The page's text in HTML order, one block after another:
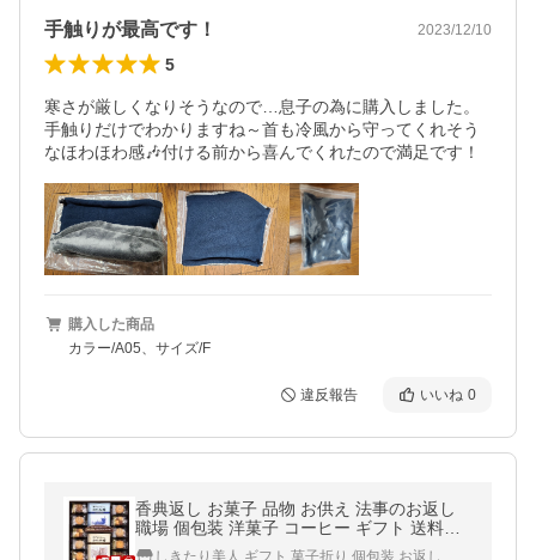
手触りが最高です！ 2023/12/10
5
寒さが厳しくなりそうなので…息子の為に購入しました。
手触りだけでわかりますね～首も冷風から守ってくれそう
なほわほわ感🎶付ける前から喜んでくれたので満足です！
購入した商品
カラー/A05、サイズ/F
違反報告 いいね 0
香典返し お菓子 品物 お供え 法事のお返し
職場 個包装 洋菓子 コーヒー ギフト 送料無
料 神戸元町の珈琲&amp;クッキー(MTC-AR)
しきたり美人 ギフト 菓子折り 個包装 お返し